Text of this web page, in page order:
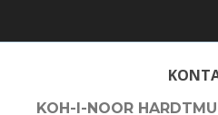
KOH-I-NOOR